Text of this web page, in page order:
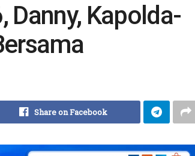
Danny, Kapolda-
Share on Facebook